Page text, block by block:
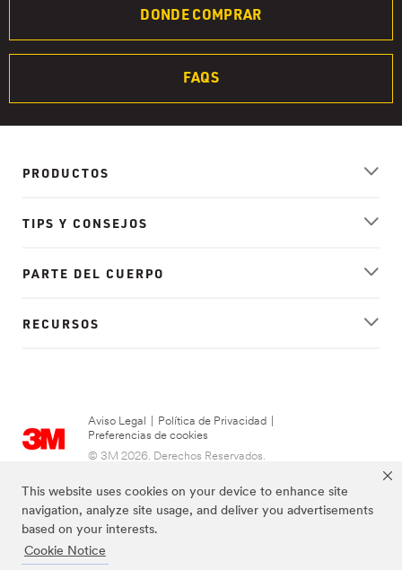
This website uses cookies on your device to enhance site
navigation, analyze site usage, and deliver you advertisements
based on your interests.
Cookie Notice
DONDE COMPRAR
FAQS
PRODUCTOS
TIPS Y CONSEJOS
PARTE DEL CUERPO
RECURSOS
Aviso Legal Política de Privacidad
Preferencias de cookies
© 3M 2026. Derechos Reservados.